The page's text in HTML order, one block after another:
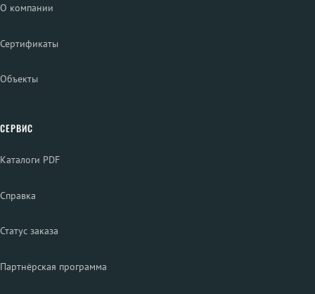
О компании
Сертификаты
Объекты
СЕРВИС
Каталоги PDF
Справка
Статус заказа
Партнёрская программа